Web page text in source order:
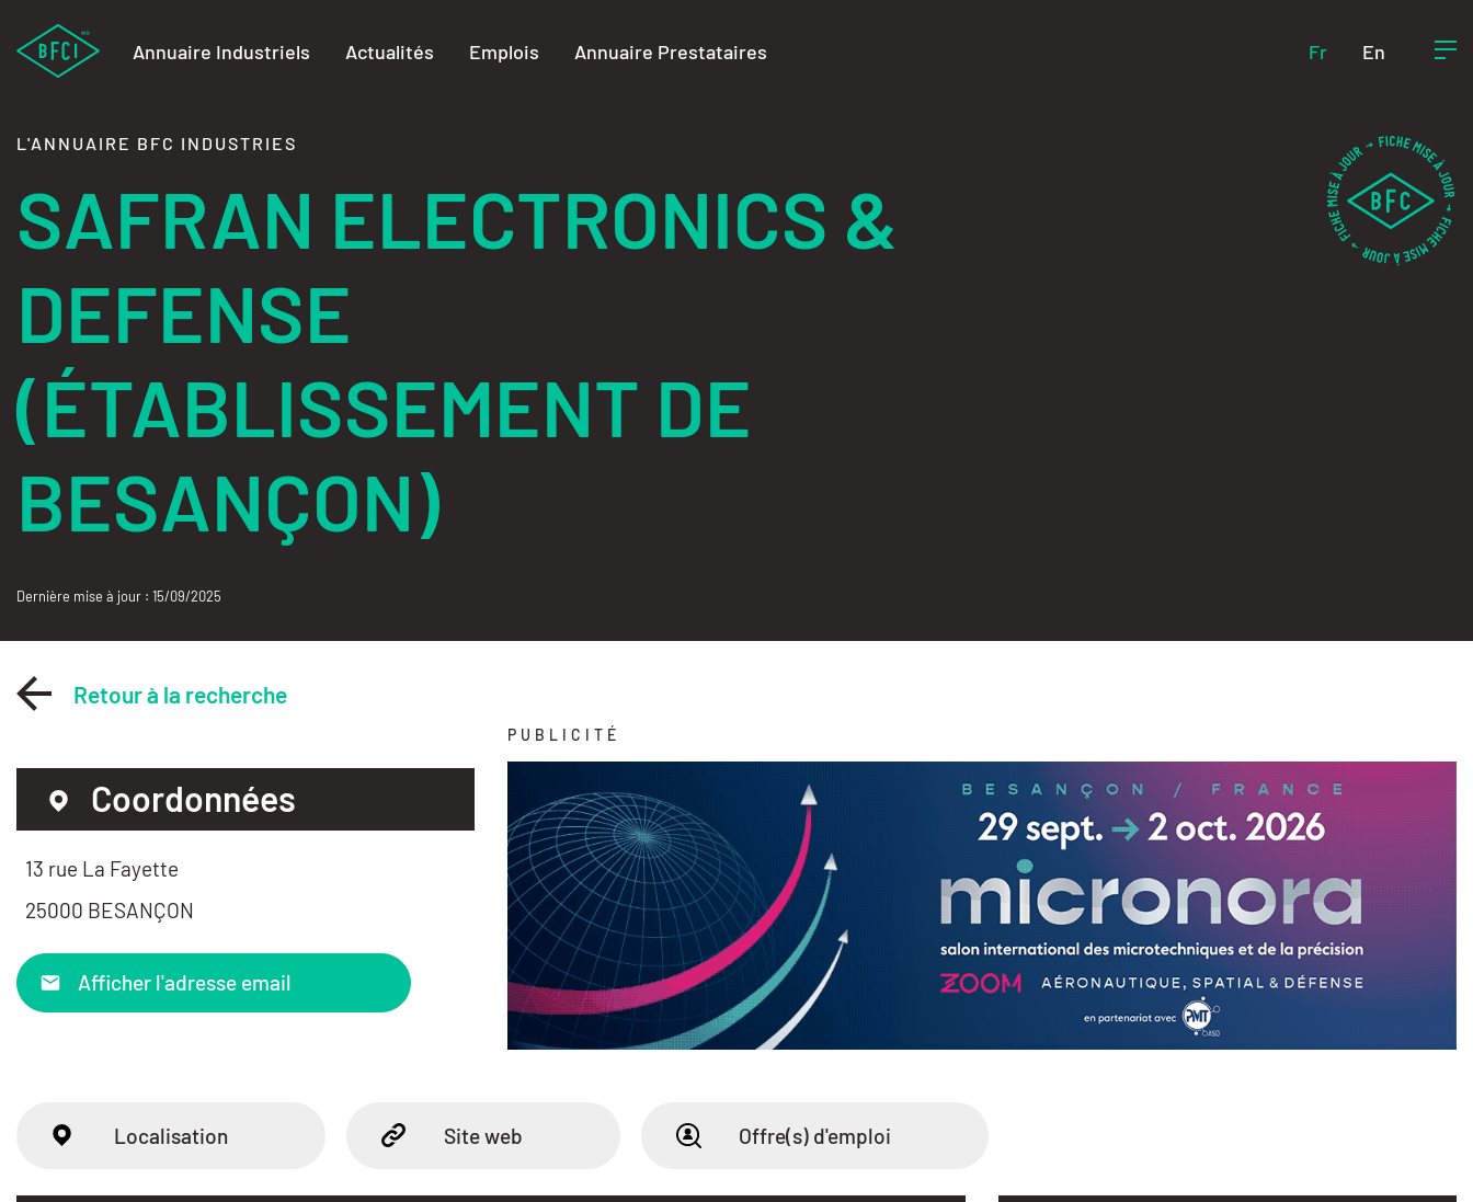
Annuaire Industriels Actualités Emplois Annuaire Prestataires Fr En
L'ANNUAIRE BFC INDUSTRIES
SAFRAN ELECTRONICS &
DEFENSE
(ÉTABLISSEMENT DE
BESANÇON)
Dernière mise à jour : 15/09/2025
Retour à la recherche
Coordonnées
13 rue La Fayette
25000 BESANÇON
Afficher l'adresse email
PUBLICITÉ
Localisation Site web Offre(s) d'emploi